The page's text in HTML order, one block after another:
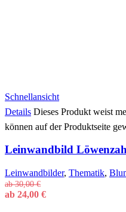
Schnellansicht
Details Dieses Produkt weist
können auf der Produktseite
Leinwandbild
Leinwandbilder, Thematik,
ab30,00€
ab 24,00 €